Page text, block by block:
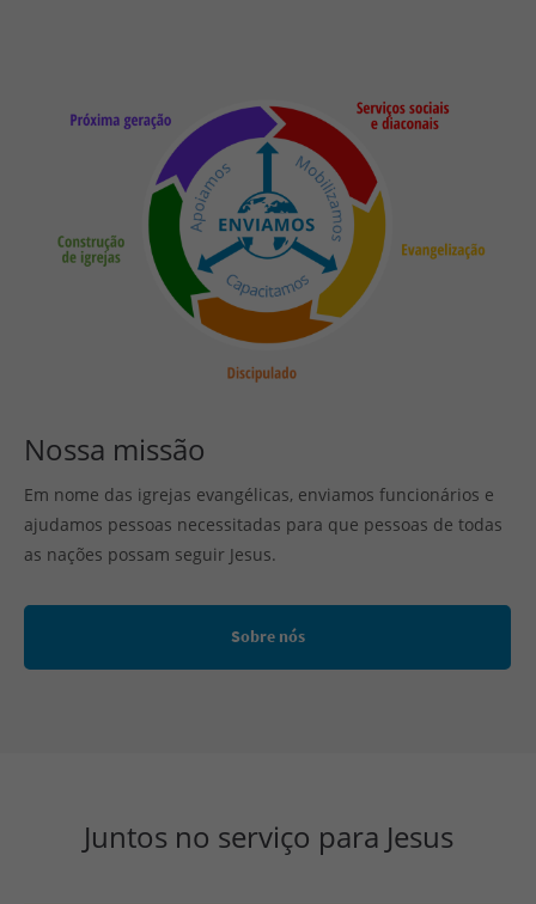
Nossa missão
Em nome das igrejas evangélicas, enviamos funcionários e
ajudamos pessoas necessitadas para que pessoas de todas
as nações possam seguir Jesus.
Sobre nós
Juntos no serviço para Jesus